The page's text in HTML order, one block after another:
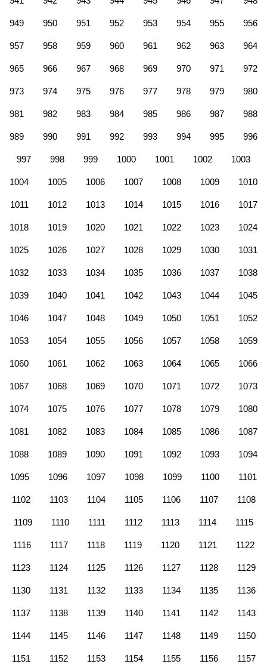
949 950 951 952 953 954 955 956
957 958 959 960 961 962 963 964
965 966 967 968 969 970 971 972
973 974 975 976 977 978 979 980
981 982 983 984 985 986 987 988
989 990 991 992 993 994 995 996
997 998 999 1000 1001 1002 1003
1004 1005 1006 1007 1008 1009 1010
1011 1012 1013 1014 1015 1016 1017
1018 1019 1020 1021 1022 1023 1024
1025 1026 1027 1028 1029 1030 1031
1032 1033 1034 1035 1036 1037 1038
1039 1040 1041 1042 1043 1044 1045
1046 1047 1048 1049 1050 1051 1052
1053 1054 1055 1056 1057 1058 1059
1060 1061 1062 1063 1064 1065 1066
1067 1068 1069 1070 1071 1072 1073
1074 1075 1076 1077 1078 1079 1080
1081 1082 1083 1084 1085 1086 1087
1088 1089 1090 1091 1092 1093 1094
1095 1096 1097 1098 1099 1100 1101
1102 1103 1104 1105 1106 1107 1108
1109 1110 1111 1112 1113 1114 1115
1116 1117 1118 1119 1120 1121 1122
1123 1124 1125 1126 1127 1128 1129
1130 1131 1132 1133 1134 1135 1136
1137 1138 1139 1140 1141 1142 1143
1144 1145 1146 1147 1148 1149 1150
1151 1152 1153 1154 1155 1156 1157